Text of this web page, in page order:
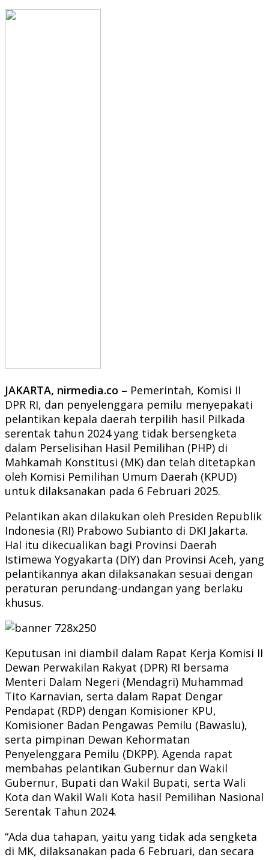
JAKARTA, nirmedia.co – Pemerintah, Komisi II
DPR RI, dan penyelenggara pemilu menyepakati
pelantikan kepala daerah terpilih hasil Pilkada
serentak tahun 2024 yang tidak bersengketa
dalam Perselisihan Hasil Pemilihan (PHP) di
Mahkamah Konstitusi (MK) dan telah ditetapkan
oleh Komisi Pemilihan Umum Daerah (KPUD)
untuk dilaksanakan pada 6 Februari 2025.
Pelantikan akan dilakukan oleh Presiden Republik
Indonesia (RI) Prabowo Subianto di DKI Jakarta.
Hal itu dikecualikan bagi Provinsi Daerah
Istimewa Yogyakarta (DIY) dan Provinsi Aceh, yang
pelantikannya akan dilaksanakan sesuai dengan
peraturan perundang-undangan yang berlaku
khusus.
Keputusan ini diambil dalam Rapat Kerja Komisi II
Dewan Perwakilan Rakyat (DPR) RI bersama
Menteri Dalam Negeri (Mendagri) Muhammad
Tito Karnavian, serta dalam Rapat Dengar
Pendapat (RDP) dengan Komisioner KPU,
Komisioner Badan Pengawas Pemilu (Bawaslu),
serta pimpinan Dewan Kehormatan
Penyelenggara Pemilu (DKPP). Agenda rapat
membahas pelantikan Gubernur dan Wakil
Gubernur, Bupati dan Wakil Bupati, serta Wali
Kota dan Wakil Wali Kota hasil Pemilihan Nasional
Serentak Tahun 2024.
“Ada dua tahapan, yaitu yang tidak ada sengketa
di MK, dilaksanakan pada 6 Februari, dan secara